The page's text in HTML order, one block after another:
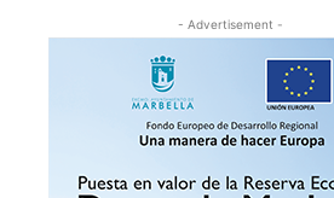
- Advertisement -